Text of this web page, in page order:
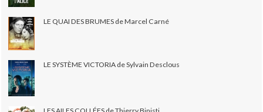
LE QUAI DES BRUMES de Marcel Carné
LE SYSTÈME VICTORIA de Sylvain Desclous